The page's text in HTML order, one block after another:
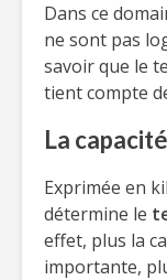
Dans ce
ne sont pas
savoir que le
tient compte
La
Exprimée en
détermine le
effet, plus la
importante,